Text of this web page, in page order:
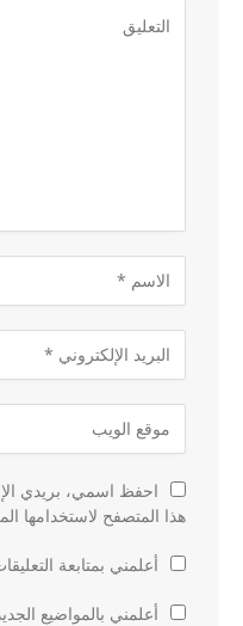
احفظ اسمي، بريدي
هذا المتصفح لاستخدامها
أعلمني بمتابعة
أعلمني بالمواضيع